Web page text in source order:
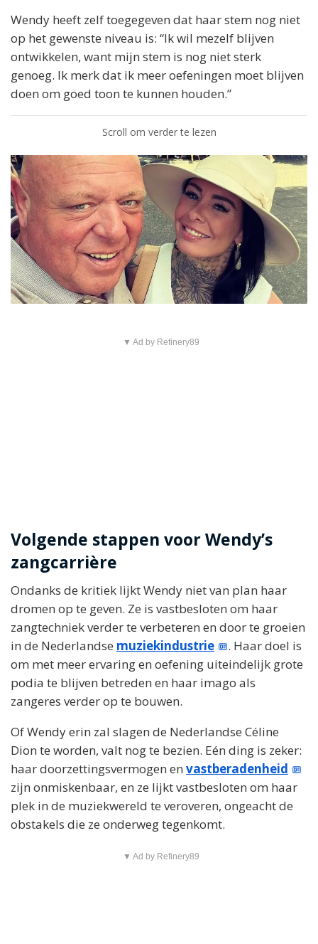
Wendy heeft zelf toegegeven dat haar stem nog niet
op het gewenste niveau is: “Ik wil mezelf blijven
ontwikkelen, want mijn stem is nog niet sterk
genoeg. Ik merk dat ik meer oefeningen moet blijven
doen om goed toon te kunnen houden.”
Scroll om verder te lezen
▼ Ad by Refinery89
Volgende stappen voor Wendy’s
zangcarrière
Ondanks de kritiek lijkt Wendy niet van plan haar
dromen op te geven. Ze is vastbesloten om haar
zangtechniek verder te verbeteren en door te groeien
in de Nederlandse muziekindustrie
. Haar doel is
om met meer ervaring en oefening uiteindelijk grote
podia te blijven betreden en haar imago als
zangeres verder op te bouwen.
Of Wendy erin zal slagen de Nederlandse Céline
Dion te worden, valt nog te bezien. Eén ding is zeker:
haar doorzettingsvermogen en vastberadenheid
zijn onmiskenbaar, en ze lijkt vastbesloten om haar
plek in de muziekwereld te veroveren, ongeacht de
obstakels die ze onderweg tegenkomt.
▼ Ad by Refinery89